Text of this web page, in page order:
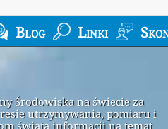
Blog Linki
Środowiska na świecie za
utrzymywania, pomiaru i
świata informacji na temat